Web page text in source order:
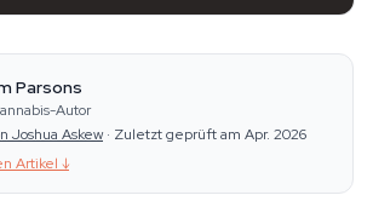
Parsons
Autor
Joshua Askew · Zuletzt geprüft am Apr. 2026
Artikel ↓